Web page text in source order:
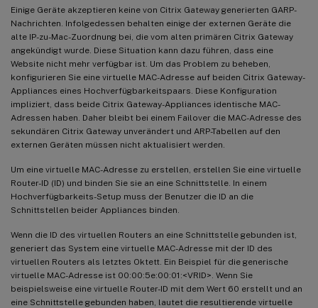
Einige Geräte akzeptieren keine von Citrix Gateway generierten GARP-
Nachrichten. Infolgedessen behalten einige der externen Geräte die
alte IP-zu-Mac-Zuordnung bei, die vom alten primären Citrix Gateway
angekündigt wurde. Diese Situation kann dazu führen, dass eine
Website nicht mehr verfügbar ist. Um das Problem zu beheben,
konfigurieren Sie eine virtuelle MAC-Adresse auf beiden Citrix Gateway-
Appliances eines Hochverfügbarkeitspaars. Diese Konfiguration
impliziert, dass beide Citrix Gateway-Appliances identische MAC-
Adressen haben. Daher bleibt bei einem Failover die MAC-Adresse des
sekundären Citrix Gateway unverändert und ARP-Tabellen auf den
externen Geräten müssen nicht aktualisiert werden.
Um eine virtuelle MAC-Adresse zu erstellen, erstellen Sie eine virtuelle
Router-ID (ID) und binden Sie sie an eine Schnittstelle. In einem
Hochverfügbarkeits-Setup muss der Benutzer die ID an die
Schnittstellen beider Appliances binden.
Wenn die ID des virtuellen Routers an eine Schnittstelle gebunden ist,
generiert das System eine virtuelle MAC-Adresse mit der ID des
virtuellen Routers als letztes Oktett. Ein Beispiel für die generische
virtuelle MAC-Adresse ist 00:00:5e:00:01:<VRID>. Wenn Sie
beispielsweise eine virtuelle Router-ID mit dem Wert 60 erstellt und an
eine Schnittstelle gebunden haben, lautet die resultierende virtuelle